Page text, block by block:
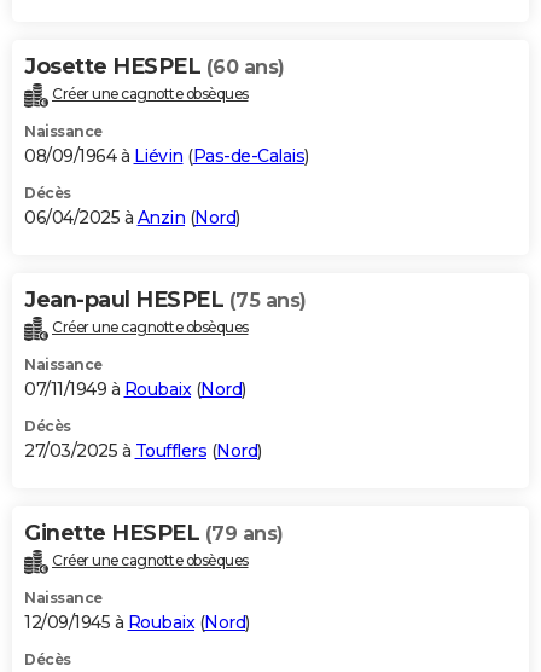
Josette HESPEL (60 ans)
Créer une cagnotte obsèques
Naissance
08/09/1964 à Liévin (Pas-de-Calais)
Décès
06/04/2025 à Anzin (Nord)
Jean-paul HESPEL (75 ans)
Créer une cagnotte obsèques
Naissance
07/11/1949 à Roubaix(Nord)
Décès
27/03/2025 à Toufflers (Nord)
Ginette HESPEL (79 ans)
Créer une cagnotte obsèques
Naissance
12/09/1945 à Roubaix(Nord)
Décès